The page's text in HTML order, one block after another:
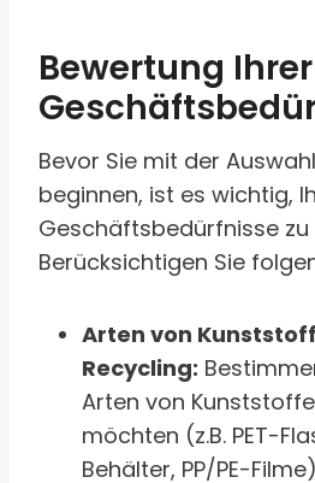
Bewertung Ihrer
Bevor Sie mit der
beginnen, ist es wichtig,
Geschäftsbedürfnisse zu
Berücksichtigen Sie
Arten von
Recycling:
Arten von
möchten (z.B. PET-
Behälter, PP/PE-